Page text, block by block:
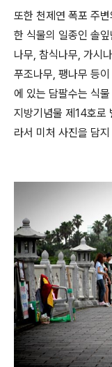
또한 천제연 폭포 주
한 식물의 일종인 솔
나무, 참식나무, 가시
푸조나무, 팽나무 등
에 있는 담팔수는 식
지방기념물 제14호로
라서 미처 사진을 담